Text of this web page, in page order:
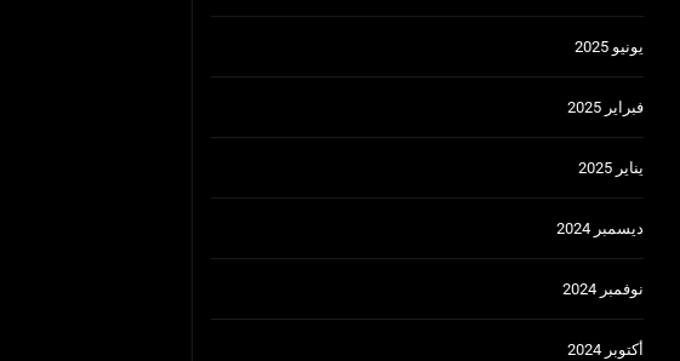
يونيو 2025
فبراير 2025
يناير 2025
ديسمبر 2024
نوفمبر 2024
أكتوبر 2024